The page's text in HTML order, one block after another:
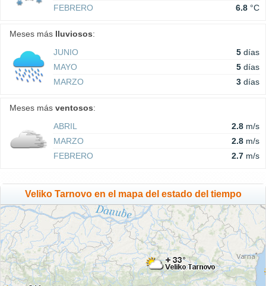
FEBRERO
6.8 °C
Meses más lluviosos:
JUNIO
5 días
MAYO
5 días
MARZO
3 días
Meses más ventosos:
ABRIL
2.8 m/s
MARZO
2.8 m/s
FEBRERO
2.7 m/s
Veliko Tarnovo en el mapa del estado del tiempo